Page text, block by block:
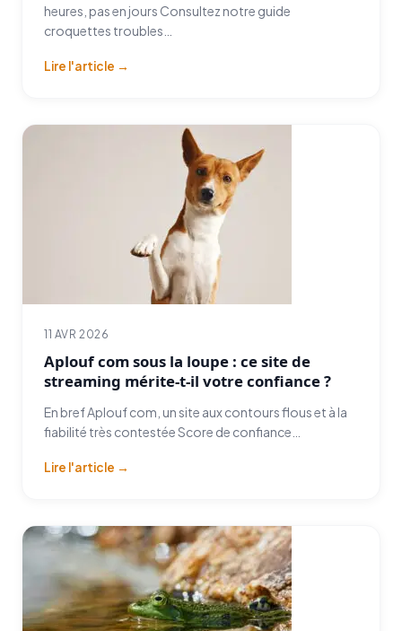
heures, pas en jours Consultez notre guide
croquettes troubles…
Lire l'article →
11 AVR 2026
Aplouf com sous la loupe : ce site de
streaming mérite-t-il votre confiance ?
En bref Aplouf com, un site aux contours flous et à la
fiabilité très contestée Score de confiance…
Lire l'article →